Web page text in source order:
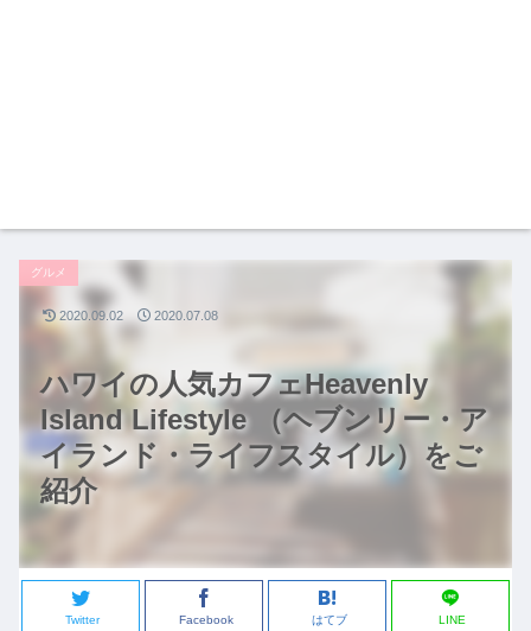
ハワイの人気カフェHeavenly
Island Lifestyle （ヘブンリー・ア
イランド・ライフスタイル）をご
紹介
グルメ
Twitter Facebook はてブ LINE
2020.09.02 2020.07.08